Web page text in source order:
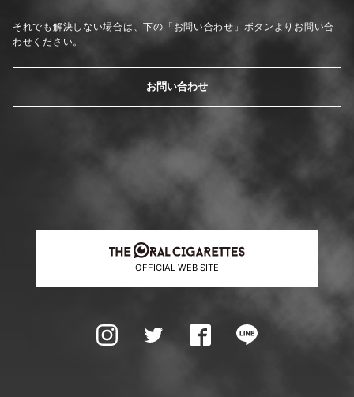
それでも解決しない場合は、下の「お問い合わせ」ボタンよりお問い合
わせください。
お問い合わせ
OFFICIAL WEB SITE